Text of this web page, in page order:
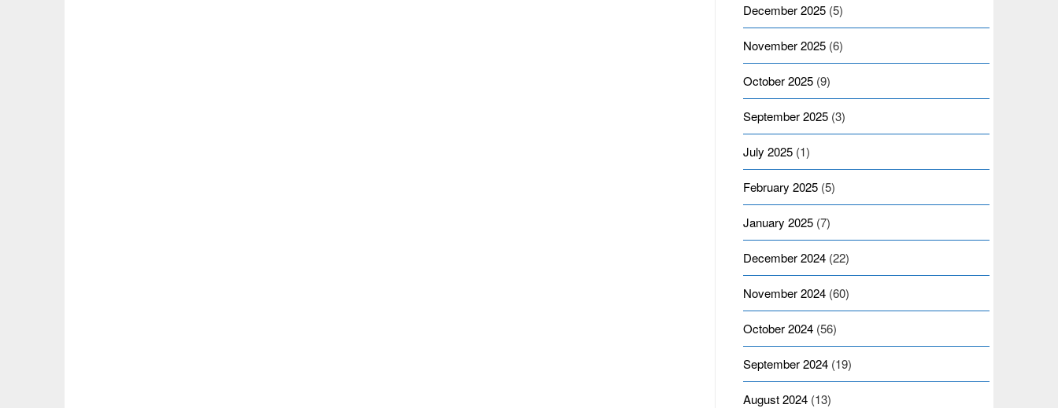
December 2025(5)
November 2025(6)
October 2025(9)
September 2025(3)
July 2025(1)
February 2025(5)
January 2025(7)
December 2024(22)
November 2024(60)
October 2024(56)
September 2024(19)
August 2024(13)